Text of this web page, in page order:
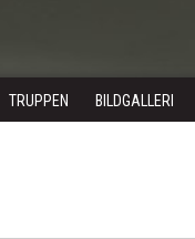
TRUPPEN BILDGALLERI